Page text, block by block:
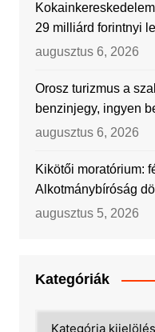
29 milliárd forintnyi
augusztus 6, 2026
Orosz turizmus a
benzinjegy, ingyen
augusztus 6, 2026
Kikötői moratórium:
Alkotmánybíróság
augusztus 5, 2026
Kategóriák